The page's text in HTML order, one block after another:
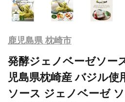
鹿児島県 枕崎市
発酵ジェノベーゼソー
児島県枕崎産 バジル使
ソース ジェノベーゼ